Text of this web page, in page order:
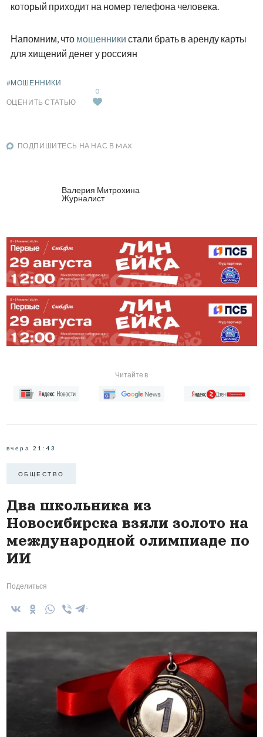
который приходит на номер телефона человека.
Напомним, что мошенники стали брать в аренду карты
для хищений денег у россиян
#МОШЕННИКИ
ОЦЕНИТЬ СТАТЬЮ
0
ПОДПИШИТЕСЬ НА НАС В MAX
Валерия Митрохина
Журналист
Читайте в
вчера 21:43
ОБЩЕСТВО
Два школьника из
Новосибирска взяли золото на
международной олимпиаде по
ИИ
Поделиться